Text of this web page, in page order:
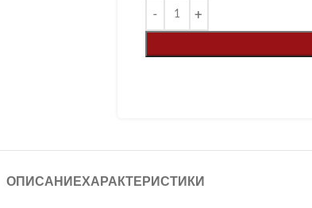
ОПИСАНИЕХАРАКТЕРИСТИКИ